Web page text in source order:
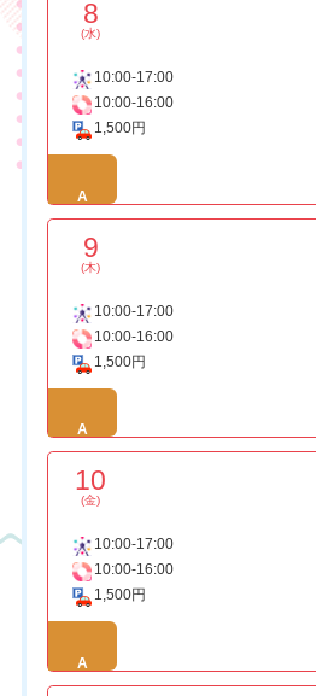
8
(水)
10:00-17:00
10:00-16:00
1,500円
A
9
(木)
10:00-17:00
10:00-16:00
1,500円
A
10
(金)
10:00-17:00
10:00-16:00
1,500円
A